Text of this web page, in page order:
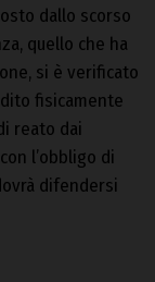
dallo scorso
quello che ha
si è verificato
fisicamente
reato dai
l’obbligo di
difendersi